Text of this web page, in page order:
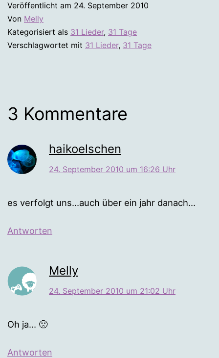
Veröffentlicht am 24. September 2010
Von Melly
Kategorisiert als 31 Lieder, 31 Tage
Verschlagwortet mit 31 Lieder, 31 Tage
3 Kommentare
haikoelschen
24. September 2010 um 16:26 Uhr
es verfolgt uns…auch über ein jahr danach…
Antworten
Melly
24. September 2010 um 21:02 Uhr
Oh ja… 🙁
Antworten